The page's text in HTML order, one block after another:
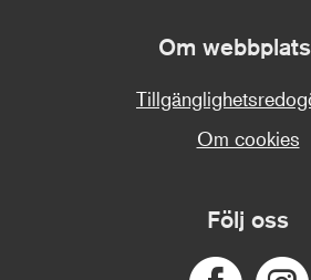
Om
Om cookies
Följ oss